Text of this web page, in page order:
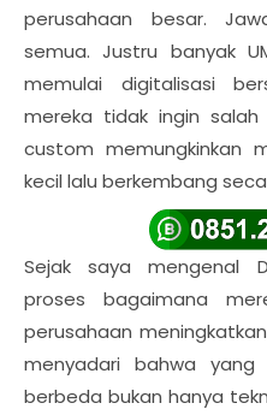
perusahaan besar.
semua. Justru banyak
memulai digitalisasi
mereka tidak ingin
custom memungkinkan
kecil lalu berkembang
Sejak saya mengenal
proses bagaimana
perusahaan
menyadari bahwa
berbeda bukan hanya